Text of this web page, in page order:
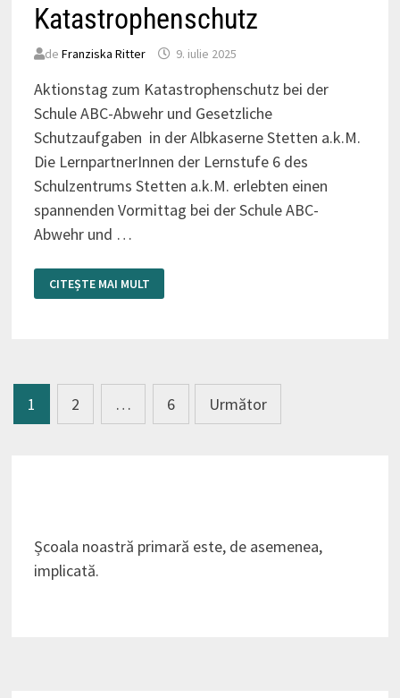
Katastrophenschutz
de Franziska Ritter 9. iulie 2025
Aktionstag zum Katastrophenschutz bei der
Schule ABC-Abwehr und Gesetzliche
Schutzaufgaben in der Albkaserne Stetten a.k.M.
Die LernpartnerInnen der Lernstufe 6 des
Schulzentrums Stetten a.k.M. erlebten einen
spannenden Vormittag bei der Schule ABC-
Abwehr und …
KATASTROPHENSCHUTZ
CITEȘTE MAI MULT
Paginație
articole
1 2 … 6 Următor
Școala noastră primară este, de asemenea,
implicată.